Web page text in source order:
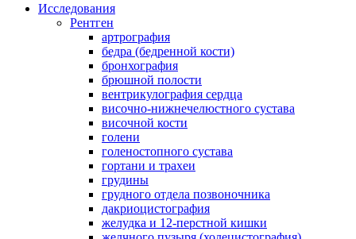
Исследования
Рентген
артрография
бедра (бедренной кости)
бронхография
брюшной полости
вентрикулография сердца
височно-нижнечелюстного сустава
височной кости
голени
голеностопного сустава
гортани и трахеи
грудины
грудного отдела позвоночника
дакриоцистография
желудка и 12-перстной кишки